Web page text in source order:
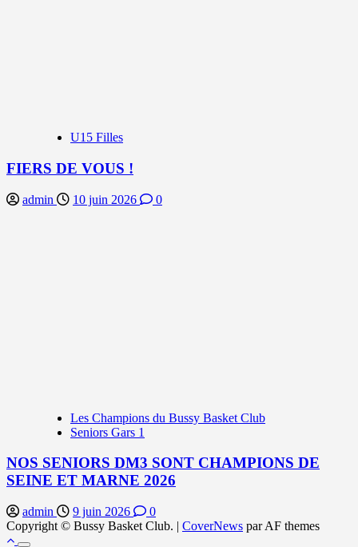
U15 Filles
FIERS DE VOUS !
admin 10 juin 2026 0
Les Champions du Bussy Basket Club
Seniors Gars 1
NOS SENIORS DM3 SONT CHAMPIONS DE
SEINE ET MARNE 2026
admin 9 juin 2026
0
Copyright © Bussy Basket Club. | CoverNews par AF themes